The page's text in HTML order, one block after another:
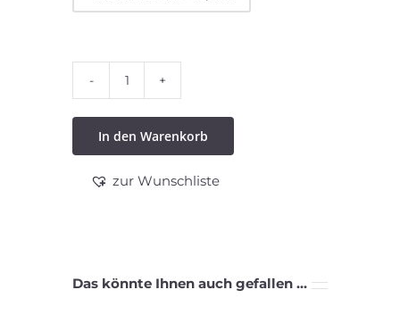
Schwerlastmatratze
SB
bis
In den Warenkorb
zur Wunschliste
Das könnte Ihnen auch gefallen …